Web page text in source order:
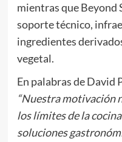
mientras que Beyond
soporte técnico,
ingredientes
vegetal.
En palabras de David
“Nuestra motivación
los límites de la
soluciones